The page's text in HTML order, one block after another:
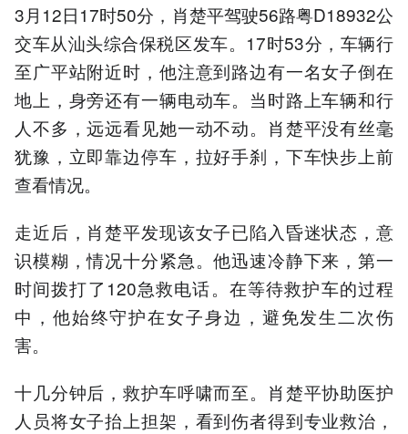
3月12日17时50分，肖楚平驾驶56路粤D18932公
交车从汕头综合保税区发车。17时53分，车辆行
至广平站附近时，他注意到路边有一名女子倒在
地上，身旁还有一辆电动车。当时路上车辆和行
人不多，远远看见她一动不动。肖楚平没有丝毫
犹豫，立即靠边停车，拉好手刹，下车快步上前
查看情况。
走近后，肖楚平发现该女子已陷入昏迷状态，意
识模糊，情况十分紧急。他迅速冷静下来，第一
时间拨打了120急救电话。在等待救护车的过程
中，他始终守护在女子身边，避免发生二次伤
害。
十几分钟后，救护车呼啸而至。肖楚平协助医护
人员将女子抬上担架，看到伤者得到专业救治，